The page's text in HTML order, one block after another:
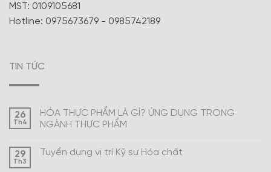
MST: 0109105681
Hotline: 0975673679 - 0985742189
TIN TỨC
26
Th4
HÓA THỰC PHẨM LÀ GÌ? ỨNG DỤNG TRONG
NGÀNH THỰC PHẨM
29
Th3
Tuyển dụng vị trí Kỹ sư Hóa chất